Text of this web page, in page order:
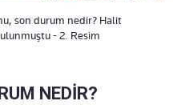
son durum nedir? Halit
- 2. Resim
NEDİR?